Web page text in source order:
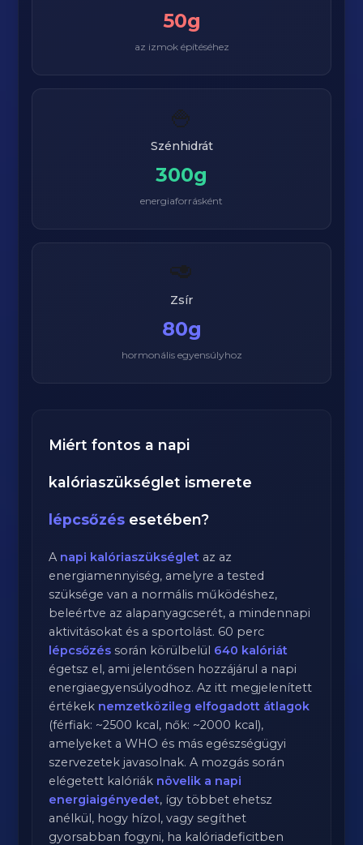
50g
az izmok építéséhez
🍚
Szénhidrát
300g
energiaforrásként
🥑
Zsír
80g
hormonális egyensúlyhoz
Miért fontos a napi
kalóriaszükséglet ismerete
lépcsőzés esetében?
A napi kalóriaszükséglet az az
energiamennyiség, amelyre a tested
szüksége van a normális működéshez,
beleértve az alapanyagcserét, a mindennapi
aktivitásokat és a sportolást. 60 perc
lépcsőzés során körülbelül 640 kalóriát
égetsz el, ami jelentősen hozzájárul a napi
energiaegyensúlyodhoz. Az itt megjelenített
értékek nemzetközileg elfogadott átlagok
(férfiak: ~2500 kcal, nők: ~2000 kcal),
amelyeket a WHO és más egészségügyi
szervezetek javasolnak. A mozgás során
elégetett kalóriák növelik a napi
energiaigényedet, így többet ehetsz
anélkül, hogy hízol, vagy segíthet
gyorsabban fogyni, ha kalóriadeficitben